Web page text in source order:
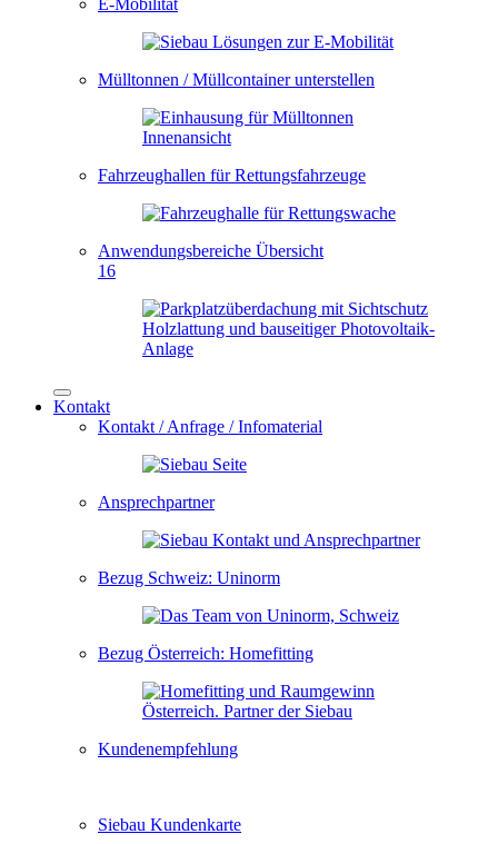
E-Mobilität
Mülltonnen / Müllcontainer unterstellen
Fahrzeughallen für Rettungsfahrzeuge
Anwendungsbereiche Übersicht
16
Kontakt
Kontakt / Anfrage / Infomaterial
Ansprechpartner
Bezug Schweiz: Uninorm
Bezug Österreich: Homefitting
Kundenempfehlung
Siebau Kundenkarte